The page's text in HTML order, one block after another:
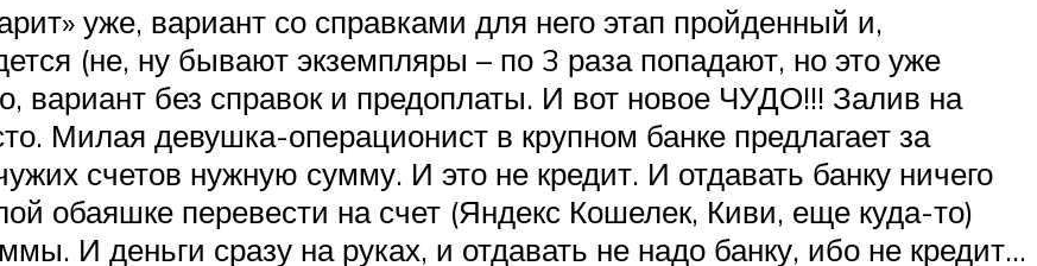
уже, вариант со справками для него этап пройденный и,
(не, ну бывают экземпляры – по 3 раза попадают, но это уже
вариант без справок и предоплаты. И вот новое ЧУДО!!! Залив на
Милая девушка-операционист в крупном банке предлагает за
счетов нужную сумму. И это не кредит. И отдавать банку ничего
обаяшке перевести на счет (Яндекс Кошелек, Киви, еще куда-то)
И деньги сразу на руках, и отдавать не надо банку, ибо не кредит…